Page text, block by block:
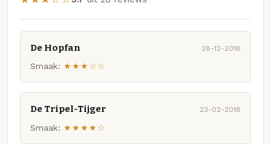
De Hopfan 28-12-2018
Smaak: ★★★☆☆
De Tripel-Tijger 23-02-2018
Smaak: ★★★★☆